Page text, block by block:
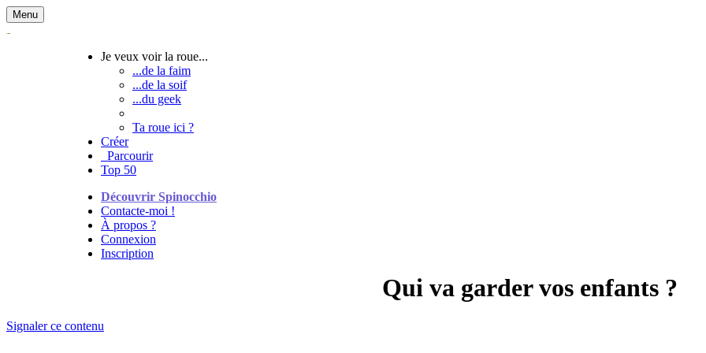
Menu
Je veux voir la roue...
...de la faim
...de la soif
...du geek
Ta roue ici ?
Créer
Parcourir
Top 50
Découvrir Spinocchio
Contacte-moi !
À propos ?
Connexion
Inscription
Qui va garder vos enfants ?
Signaler ce contenu